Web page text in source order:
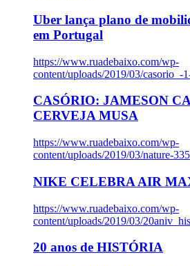
Uber lança plano de
em Portugal
https://www.ruadebaixo.com/wp-
content/uploads/2019/03/casorio_-
CASÓRIO: JAMESON
CERVEJA MUSA
https://www.ruadebaixo.com/wp-
content/uploads/2019/03/nature-
NIKE CELEBRA AIR
https://www.ruadebaixo.com/wp-
content/uploads/2019/03/
20 anos de HISTÓRIA